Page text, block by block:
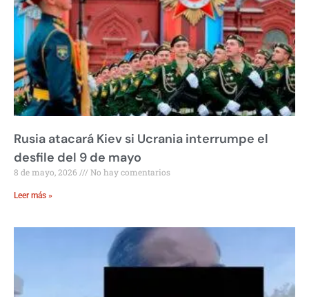
Rusia atacará Kiev si Ucrania interrumpe el
desfile del 9 de mayo
8 de mayo, 2026 No hay comentarios
Leer más »